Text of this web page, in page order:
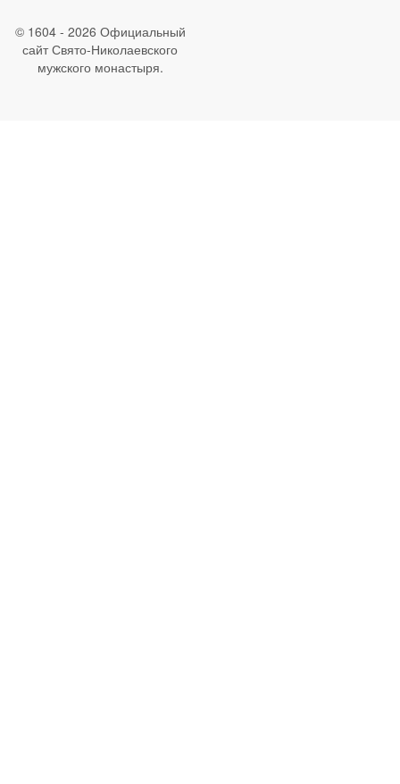
© 1604 - 2026 Официальный
сайт Свято-Николаевского
мужского монастыря.